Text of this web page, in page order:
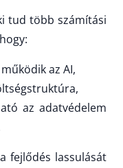
tud több számítási
az AI,
az adatvédelem
fejlődés lassulását